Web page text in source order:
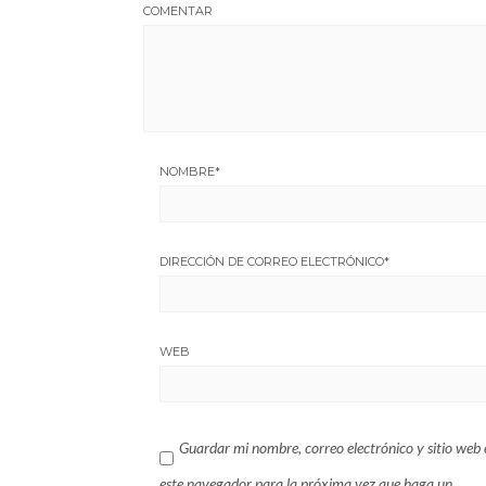
COMENTAR
NOMBRE*
DIRECCIÓN DE CORREO ELECTRÓNICO*
WEB
Guardar mi nombre, correo electrónico y sitio web